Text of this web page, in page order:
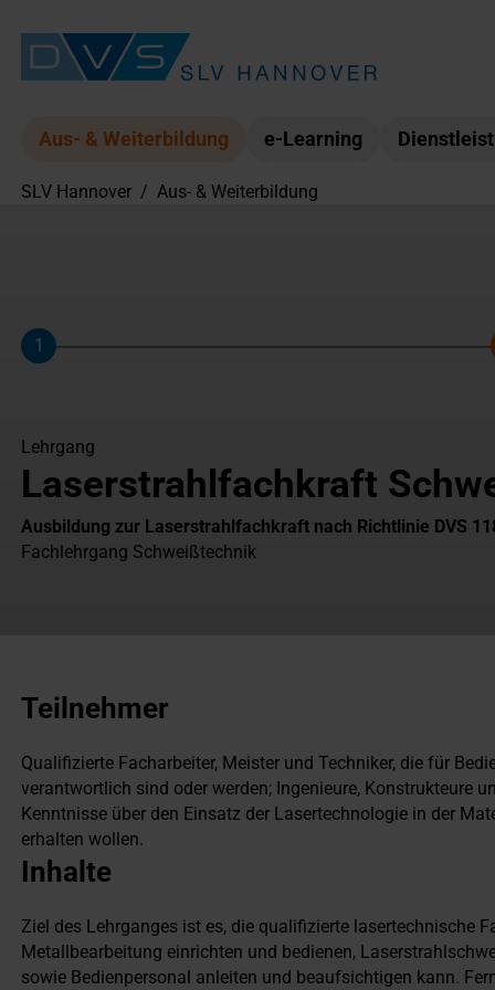
Aus- & Weiterbildung e-Learning
SLV Hannover / Aus- & Weiterbildung
Schritt
1
Lehrgang
Laserstrahlfachkraft
Ausbildung zur Laserstrahlfachkraft nach Richtlinie DVS
Fachlehrgang Schweißtechnik
Teilnehmer
Qualifizierte Facharbeiter, Meister und Techniker, die für
verantwortlich sind oder werden; Ingenieure, Konstrukteure
Kenntnisse über den Einsatz der Lasertechnologie in der
erhalten wollen.
Inhalte
Ziel des Lehrganges ist es, die qualifizierte lasertechnische
Metallbearbeitung einrichten und bedienen,
sowie Bedienpersonal anleiten und beaufsichtigen kann.